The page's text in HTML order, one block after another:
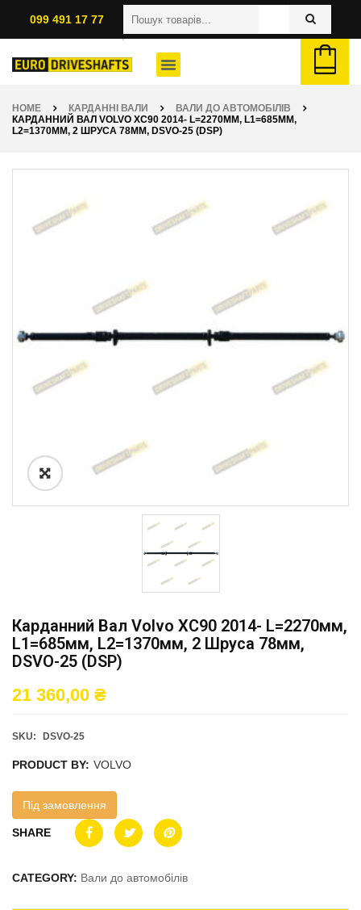
099 491 17 77
HOME КАРДАННІ ВАЛИ
ВАЛИ ДО АВТОМОБІЛІВ
КАРДАННИЙ ВАЛ VOLVO XC90 2014- L=2270ММ, L1=685ММ,
L2=1370ММ, 2 ШРУСА 78ММ, DSVO-25 (DSP)
Карданний Вал Volvo XC90 2014- L=2270мм,
L1=685мм, L2=1370мм, 2 Шруса 78мм,
DSVO-25 (DSP)
21 360,00 ₴
SKU: DSVO-25
PRODUCT BY: VOLVO
Під замовлення
SHARE
CATEGORY: Вали до автомобілів